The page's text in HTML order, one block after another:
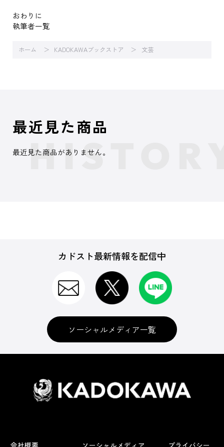
おわりに
執筆者一覧
ホーム KADOKAWAブックストア 文芸
最近見た商品
最近見た商品がありません。
カドスト最新情報を配信中
ソーシャルメディア一覧
会社概要 ソーシャルメディア プライバシー